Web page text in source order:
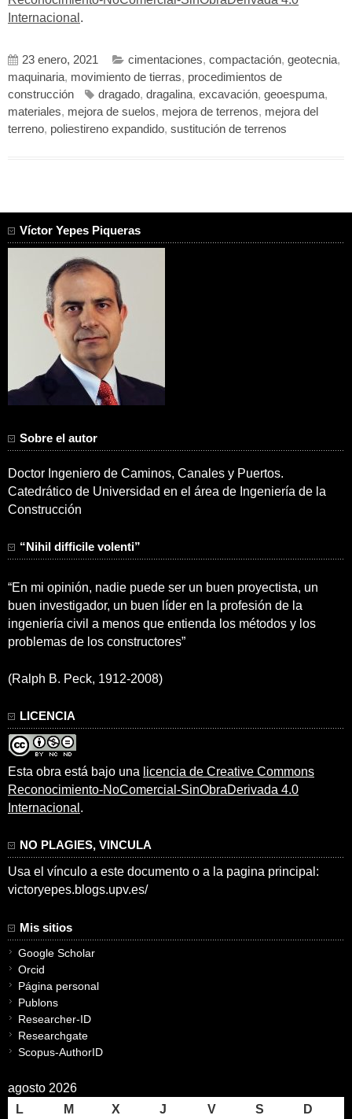
Internacional .
23 enero, 2021 cimentaciones, compactación, geotecnia,
maquinaria, movimiento de tierras, procedimientos de
construcción
dragado, dragalina, excavación, geoespuma,
materiales, mejora de suelos, mejora de terrenos, mejora del
terreno, poliestireno expandido, sustitución de terrenos
Víctor Yepes Piqueras
Sobre el autor
Doctor Ingeniero de Caminos, Canales y Puertos.
Catedrático de Universidad en el área de Ingeniería de la
Construcción
“Nihil difficile volenti”
“En mi opinión, nadie puede ser un buen proyectista, un
buen investigador, un buen líder en la profesión de la
ingeniería civil a menos que entienda los métodos y los
problemas de los constructores”
(Ralph B. Peck, 1912-2008)
LICENCIA
Esta obra está bajo una licencia de Creative Commons
Reconocimiento-NoComercial-SinObraDerivada 4.0
Internacional .
NO PLAGIES, VINCULA
Usa el vínculo a este documento o a la pagina principal:
victoryepes.blogs.upv.es/
Mis sitios
Google Scholar
Orcid
Página personal
Publons
Researcher-ID
Researchgate
Scopus-AuthorID
agosto 2026
L
M X J V S
D